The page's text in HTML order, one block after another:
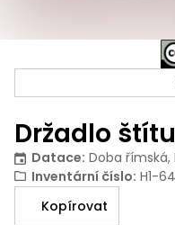
Držadlo štítu
Datace: Doba
Inventární číslo: H1-
Kopírovat